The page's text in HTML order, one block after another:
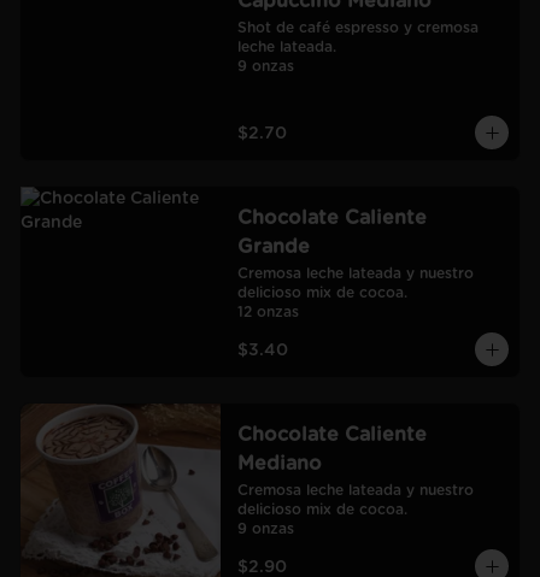
Shot de café espresso y cremosa
leche lateada.
9 onzas
$2.70
Chocolate Caliente
Grande
Cremosa leche lateada y nuestro
delicioso mix de cocoa.
12 onzas
$3.40
Chocolate Caliente
Mediano
Cremosa leche lateada y nuestro
delicioso mix de cocoa.
9 onzas
$2.90